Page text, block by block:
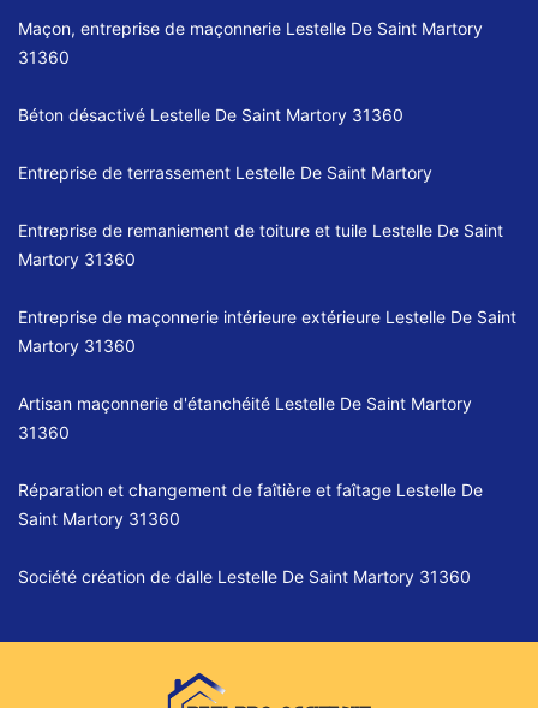
Maçon, entreprise de maçonnerie Lestelle De Saint Martory
31360
Béton désactivé Lestelle De Saint Martory 31360
Entreprise de terrassement Lestelle De Saint Martory
Entreprise de remaniement de toiture et tuile Lestelle De Saint
Martory 31360
Entreprise de maçonnerie intérieure extérieure Lestelle De Saint
Martory 31360
Artisan maçonnerie d'étanchéité Lestelle De Saint Martory
31360
Réparation et changement de faîtière et faîtage Lestelle De
Saint Martory 31360
Société création de dalle Lestelle De Saint Martory 31360